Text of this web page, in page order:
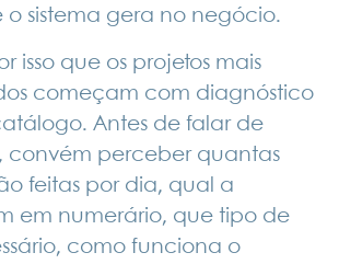
sistema gera no negócio.
isso que os projetos mais
começam com diagnóstico
Antes de falar de
convém perceber quantas
feitas por dia, qual a
em numerário, que tipo de
como funciona o